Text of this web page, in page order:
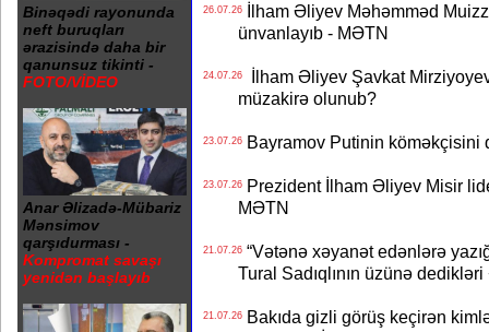
Binəqədi rayonunda
neft buruqları
ərazisində daha bir
qanunsuz tikinti -
FOTO/VİDEO
Anar Əlizadə-Mübariz
Mənsimov
qarşıdurması -
Kompromat savaşı
yenidən başlayıb
26.07.26İlham Əliyev Məhəmməd
ünvanlayıb - MƏTN
24.07.26İlham Əliyev Şavkat
müzakirə olunub?
23.07.26Bayramov Putinin köməkçisini
23.07.26Prezident İlham Əliyev Misir
MƏTN
21.07.26“Vətənə xəyanət edənlərə
Tural Sadıqlının üzünə
21.07.26Bakıda gizli görüş keçirən